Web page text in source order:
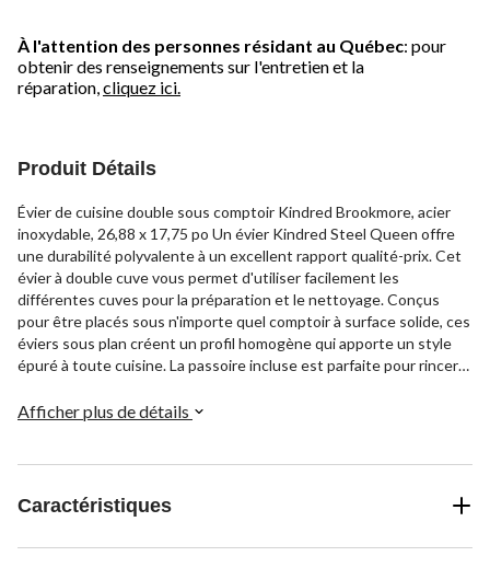
À l'attention des personnes résidant au Québec: pour
obtenir des renseignements sur l'entretien et la
réparation, cliquez ici.
Produit Détails
Évier de cuisine double sous comptoir Kindred Brookmore, acier
inoxydable, 26,88 x 17,75 po Un évier Kindred Steel Queen offre
une durabilité polyvalente à un excellent rapport qualité-prix. Cet
évier à double cuve vous permet d'utiliser facilement les
différentes cuves pour la préparation et le nettoyage. Conçus
pour être placés sous n'importe quel comptoir à surface solide, ces
éviers sous plan créent un profil homogène qui apporte un style
épuré à toute cuisine. La passoire incluse est parfaite pour rincer
Queen sont fabriqués en acier inoxydable durable de calibre 20
Afficher plus de détails
Caractéristiques